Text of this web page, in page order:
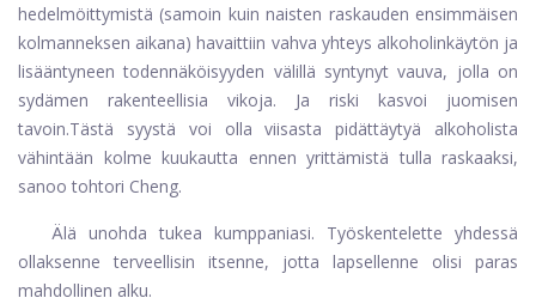
hedelmöittymistä (samoin kuin naisten raskauden ensimmäisen
kolmanneksen aikana) havaittiin vahva yhteys alkoholinkäytön ja
lisääntyneen todennäköisyyden välillä syntynyt vauva, jolla on
sydämen rakenteellisia vikoja. Ja riski kasvoi juomisen
tavoin.Tästä syystä voi olla viisasta pidättäytyä alkoholista
vähintään kolme kuukautta ennen yrittämistä tulla raskaaksi,
sanoo tohtori Cheng.
Älä unohda tukea kumppaniasi. Työskentelette yhdessä
ollaksenne terveellisin itsenne, jotta lapsellenne olisi paras
mahdollinen alku.